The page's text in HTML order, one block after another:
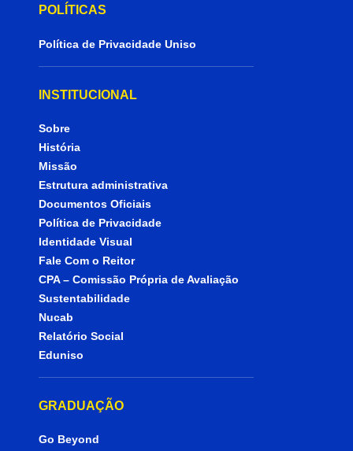
POLÍTICAS
Política de Privacidade Uniso
INSTITUCIONAL
Sobre
História
Missão
Estrutura administrativa
Documentos Oficiais
Política de Privacidade
Identidade Visual
Fale Com o Reitor
CPA – Comissão Própria de Avaliação
Sustentabilidade
Nucab
Relatório Social
Eduniso
GRADUAÇÃO
Go Beyond